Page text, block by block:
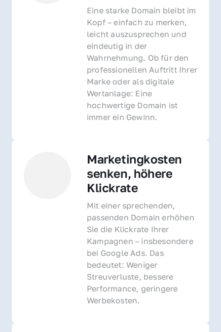
Eine starke Domain bleibt im
Kopf – einfach zu merken,
leicht auszusprechen und
eindeutig in der
Wahrnehmung. Ob für den
professionellen Auftritt Ihrer
Marke oder als digitale
Wertanlage: Eine
hochwertige Domain ist
immer ein Gewinn.
Marketingkosten
senken, höhere
Klickrate
Mit einer sprechenden,
passenden Domain erhöhen
Sie die Klickrate Ihrer
Kampagnen – insbesondere
bei Google Ads. Das
bedeutet: Weniger
Streuverluste, bessere
Performance, geringere
Werbekosten.